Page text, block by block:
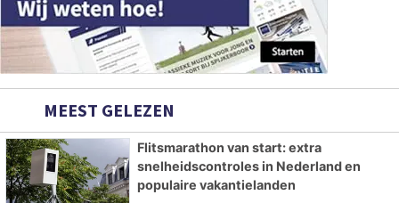
MEEST GELEZEN
Flitsmarathon van start: extra
snelheidscontroles in Nederland en
populaire vakantielanden